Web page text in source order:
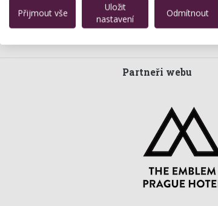
Partneři webu
Přijmout vše
Uložit
nastavení
Odmítnout